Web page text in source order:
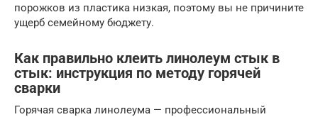
порожков из пластика низкая, поэтому вы не причините
ущерб семейному бюджету.
Как правильно клеить линолеум стык в
стык: инструкция по методу горячей
сварки
Горячая сварка линолеума — профессиональный